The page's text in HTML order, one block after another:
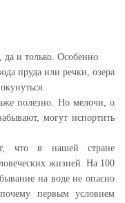
да и только. Особенно
пруда или речки, озера
полезно. Но мелочи, о
могут испортить
что в нашей стране
жизней. На 100
на воде не опасно
первым условием